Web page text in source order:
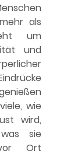
als
um
und
wie
wird,
sie
Ort